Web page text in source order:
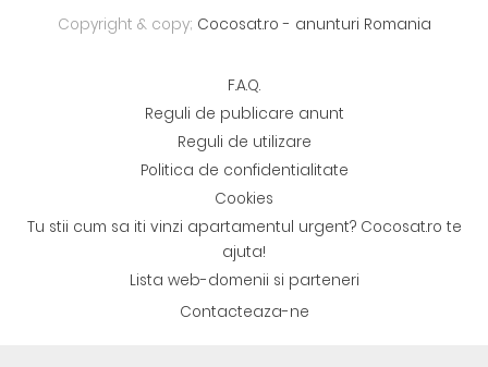
Copyright & copy; Cocosat.ro - anunturi Romania
F.A.Q.
Reguli de publicare anunt
Reguli de utilizare
Politica de confidentialitate
Cookies
Tu stii cum sa iti vinzi apartamentul urgent? Cocosat.ro te
ajuta!
Lista web-domenii si parteneri
Contacteaza-ne